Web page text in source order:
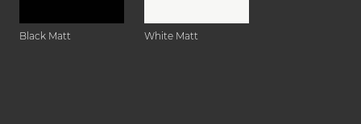
Black Matt White Matt